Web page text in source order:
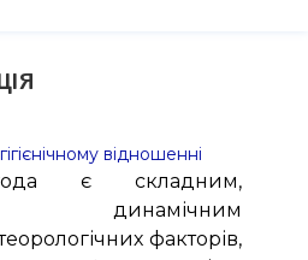
відношенні
є складним,
динамічним
факторів,